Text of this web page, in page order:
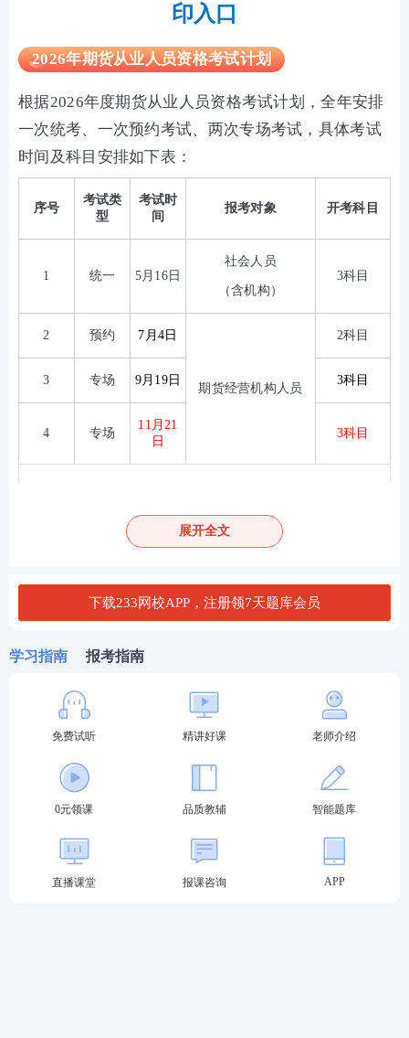
印入口
2026年期货从业人员资格考试计划
根据2026年度期货从业人员资格考试计划，全年安排
一次统考、一次预约考试、两次专场考试，具体考试
时间及科目安排如下表：
序号
考试类
型
考试时
间
报考对象 开考科目
1 统一 5月 16日
社会人员
（含机构）
3科目
2 预约 7月4日
期货经营机构人员
2科目
3 专场 9月19日 3科目
4 专场
11月21
日
3科目
科目指期货基础知识、期货法律法规；
知识、期货法律法规、期货投资分析。
2026年期货从业每科考试多场次组织，
间为100分钟
期货从业资格考试科目顺序的安排非统一，不同考生
具体场次以各自考生的准考证为准
！每个场次时间有
所不同，有的上午考期货基础知识、有的则考法规，
考试题型如下：
展开全文
下载233网校APP，注册领7天题库会员
学习指南 报考指南
免费试听 精讲好课 老师介绍
0元领课 品质教辅 智能题库
直播课堂 报课咨询 APP